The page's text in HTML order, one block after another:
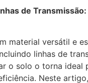
de
material versátil e
linhas de
o solo o torna ideal
Neste